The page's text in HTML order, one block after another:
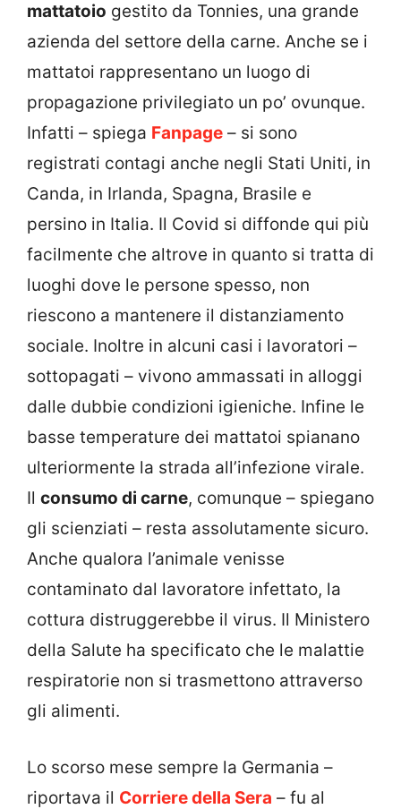
mattatoio gestito da Tonnies, una grande
azienda del settore della carne. Anche se i
mattatoi rappresentano un luogo di
propagazione privilegiato un po’ ovunque.
Infatti – spiega Fanpage – si sono
registrati contagi anche negli Stati Uniti, in
Canda, in Irlanda, Spagna, Brasile e
persino in Italia. Il Covid si diffonde qui più
facilmente che altrove in quanto si tratta di
luoghi dove le persone spesso, non
riescono a mantenere il distanziamento
sociale. Inoltre in alcuni casi i lavoratori –
sottopagati – vivono ammassati in alloggi
dalle dubbie condizioni igieniche. Infine le
basse temperature dei mattatoi spianano
ulteriormente la strada all’infezione virale.
Il consumo di carne, comunque – spiegano
gli scienziati – resta assolutamente sicuro.
Anche qualora l’animale venisse
contaminato dal lavoratore infettato, la
cottura distruggerebbe il virus. Il Ministero
della Salute ha specificato che le malattie
respiratorie non si trasmettono attraverso
gli alimenti.
Lo scorso mese sempre la Germania –
riportava il Corriere della Sera – fu al